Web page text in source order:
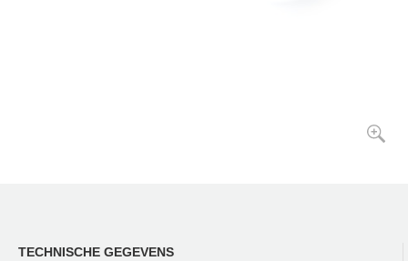
TECHNISCHE GEGEVENS